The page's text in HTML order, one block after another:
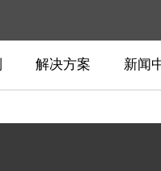
解决方案 新闻